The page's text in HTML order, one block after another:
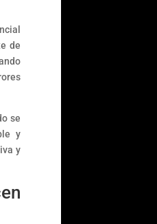
de
se
y
y